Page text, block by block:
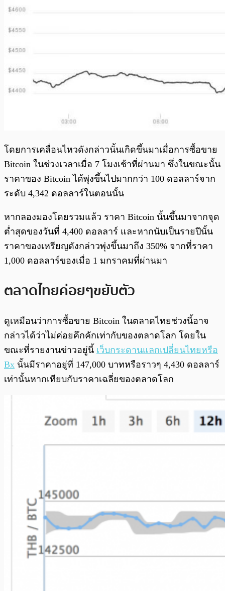
โดยการเคลื่อนไหวดังกล่าวนั้นเกิดขึ้นมาเมื่อการซื้อขาย
Bitcoin ในช่วงเวลาเมื่อ 7 โมงเช้าที่ผ่านมา ซึ่งในขณะนั้น
ราคาของ Bitcoin ได้พุ่งขึ้นไปมากกว่า 100 ดอลลาร์จาก
ระดับ 4,342 ดอลลาร์ในตอนนั้น
หากลองมองโดยรวมแล้ว ราคา Bitcoin นั้นขึ้นมาจากจุด
ต่ำสุดของวันที่ 4,400 ดอลลาร์ และหากนับเป็นรายปีนั้น
ราคาของเหรียญดังกล่าวพุ่งขึ้นมาถึง 350% จากที่ราคา
1,000 ดอลลาร์ของเมื่อ 1 มกราคมที่ผ่านมา
ตลาดไทยค่อยๆขยับตัว
ดูเหมือนว่าการซื้อขาย Bitcoin ในตลาดไทยช่วงนี้อาจ
กล่าวได้ว่าไม่ค่อยคึกคักเท่ากับของตลาดโลก โดยใน
ขณะที่รายงานข่าวอยู่นี้ เว็บกระดานแลกเปลี่ยนไทยหรือ
Bx นั้นมีราคาอยู่ที่ 147,000 บาทหรือราวๆ 4,430 ดอลลาร์
เท่านั้นหากเทียบกับราคาเฉลี่ยของตลาดโลก